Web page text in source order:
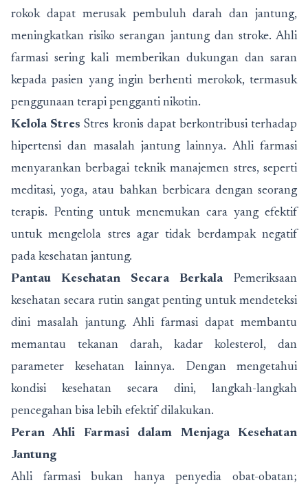
rokok dapat merusak pembuluh darah dan jantung,
meningkatkan risiko serangan jantung dan stroke. Ahli
farmasi sering kali memberikan dukungan dan saran
kepada pasien yang ingin berhenti merokok, termasuk
penggunaan terapi pengganti nikotin.
Kelola StresStres kronis dapat berkontribusi terhadap
hipertensi dan masalah jantung lainnya. Ahli farmasi
menyarankan berbagai teknik manajemen stres, seperti
meditasi, yoga, atau bahkan berbicara dengan seorang
terapis. Penting untuk menemukan cara yang efektif
untuk mengelola stres agar tidak berdampak negatif
pada kesehatan jantung.
Pantau Kesehatan Secara BerkalaPemeriksaan
kesehatan secara rutin sangat penting untuk mendeteksi
dini masalah jantung. Ahli farmasi dapat membantu
memantau tekanan darah, kadar kolesterol, dan
parameter kesehatan lainnya. Dengan mengetahui
kondisi kesehatan secara dini, langkah-langkah
pencegahan bisa lebih efektif dilakukan.
Peran Ahli Farmasi dalam Menjaga Kesehatan
Jantung
Ahli farmasi bukan hanya penyedia obat-obatan;